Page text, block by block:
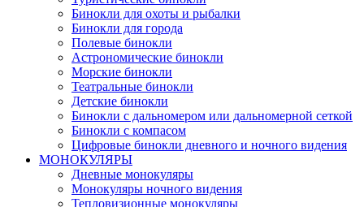
Бинокли для охоты и рыбалки
Бинокли для города
Полевые бинокли
Астрономические бинокли
Морские бинокли
Театральные бинокли
Детские бинокли
Бинокли с дальномером или дальномерной сеткой
Бинокли с компасом
Цифровые бинокли дневного и ночного видения
МОНОКУЛЯРЫ
Дневные монокуляры
Монокуляры ночного видения
Тепловизионные монокуляры